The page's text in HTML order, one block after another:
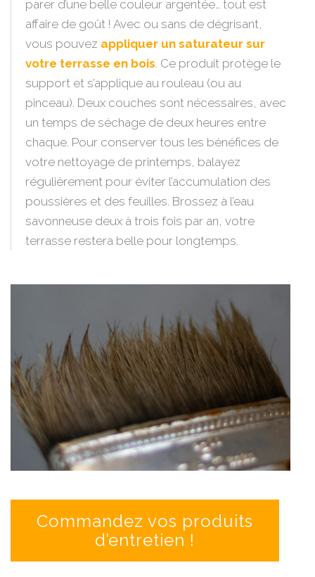
parer d’une belle couleur argentée… tout est
affaire de goût ! Avec ou sans de dégrisant,
vous pouvez appliquer un saturateur sur
votre terrasse en bois. Ce produit protège le
support et s’applique au rouleau (ou au
pinceau). Deux couches sont nécessaires, avec
un temps de séchage de deux heures entre
chaque. Pour conserver tous les bénéfices de
votre nettoyage de printemps, balayez
régulièrement pour éviter l’accumulation des
poussières et des feuilles. Brossez à l’eau
savonneuse deux à trois fois par an, votre
terrasse restera belle pour longtemps.
Commandez vos produits
d’entretien !